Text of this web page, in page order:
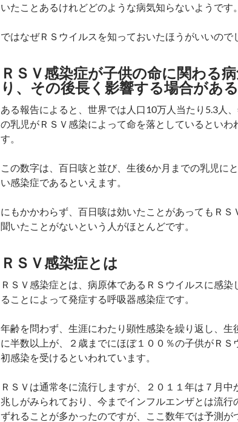
いたことあるけれどどのような病気知らないようです
ではなぜＲＳウイルスを知っておいたほうがいいので
ＲＳＶ感染症が子供の命に関わる
り、その後長く影響する場合がある
ある報告によると、世界では人口10万人当たり5.3人
の乳児がＲＳＶ感染によって命を落としているといわ
す。
この数字は、百日咳と並び、生後6か月までの乳児に
い感染症であるといえます。
にもかかわらず、百日咳は効いたことがあってもＲＳ
聞いたことがないという人がほとんどです。
ＲＳＶ感染症とは
ＲＳＶ感染症とは、病原体であるＲＳウイルスに感染
ることによって発症する呼吸器感染症です。
年齢を問わず、生涯にわたり顕性感染を繰り返し、生
に半数以上が、２歳までにほぼ１００％の子供がＲＳ
初感染を受けるといわれています。
ＲＳＶは通常冬に流行しますが、２０１１年は７月中
兆しがみられており、今までインフルエンザとは流行
ずれることが多かったのですが、ここ数年では予測が